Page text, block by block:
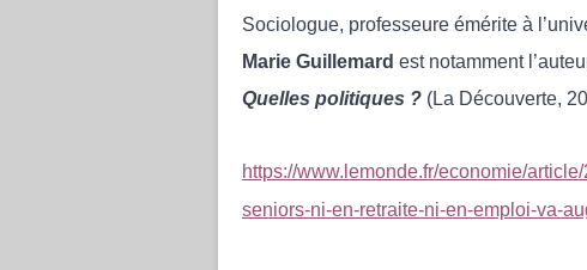
Sociologue, professeure émérite à
Marie Guillemard est notamment
Quelles politiques ? (La Découverte,
https://www.lemonde.fr/economie/
seniors-ni-en-retraite-ni-en-emploi-va-